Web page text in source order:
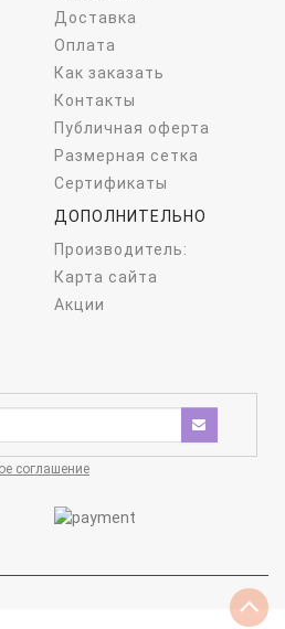
Доставка
Оплата
Как заказать
Контакты
Публичная оферта
Размерная сетка
Сертификаты
ДОПОЛНИТЕЛЬНО
Производитель:
Карта сайта
Акции
соглашение